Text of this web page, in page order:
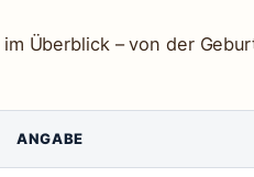
Überblick – von der
ANGABE